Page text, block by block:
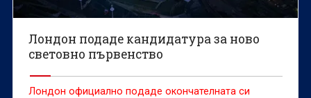
Лондон подаде кандидатура за ново
световно първенство
Лондон официално подаде окончателната си